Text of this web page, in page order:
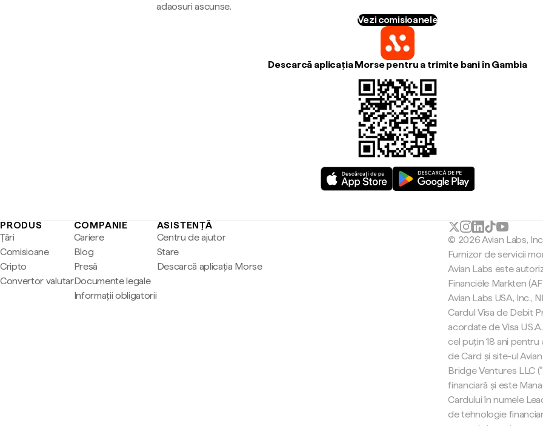
adaosuri ascunse.
Vezi comisioanele
Descarcă aplicația Morse pentru a trimite bani în Gambia
PRODUS
Țări
Comisioane
Cripto
Convertor valutar
COMPANIE
Cariere
Blog
Presă
Documente legale
Informații obligatorii
ASISTENȚĂ
Centru de ajutor
Stare
Descarcă aplicația Morse
© 2026 Avian Labs, Inc
Furnizor de servicii
Avian Labs este
Financiële Markten
Avian Labs USA, Inc.,
Cardul Visa de Debit
acordate de Visa
cel puțin 18 ani
de Card și site-ul
Bridge Ventures LLC
financiară și este
Cardului în numele
de tehnologie